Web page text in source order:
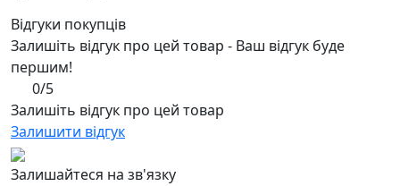
Відгуки покупців
Залишіть відгук про цей товар - Ваш відгук буде
першим!
0/5
Залишіть відгук про цей товар
Залишити відгук
Залишайтеся на зв'язку